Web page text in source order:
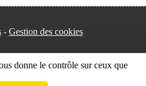
Gestion des cookies
donne le contrôle sur ceux que